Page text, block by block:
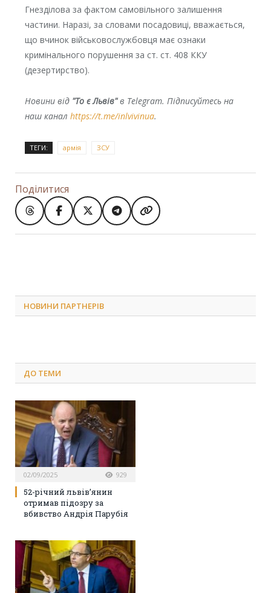
Гнезділова за фактом самовільного залишення
частини. Наразі, за словами посадовиці, вважається,
що вчинок військовослужбовця має ознаки
кримінального порушення за ст. ст. 408 ККУ
(дезертирство).
Новини від "То є Львів"в Telegram. Підписуйтесь на
наш канал https://t.me/inlvivinua.
ТЕГИ: армія ЗСУ
Поділитися
НОВИНИ ПАРТНЕРІВ
ДО ТЕМИ
02/09/2025 929
52-річний львів’янин
отримав підозру за
вбивство Андрія Парубія